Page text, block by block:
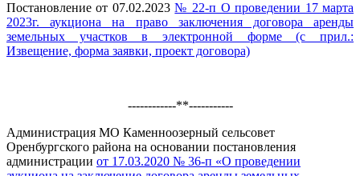
Постановление от 07.02.2023№ 22-п О проведении 17 марта
2023г. аукциона на право заключения договора аренды
земельных участков в электронной форме (с прил.:
Извещение, форма заявки, проект договора)
------------**-----------
Администрация МО Каменноозерный сельсовет
Оренбургского района на основании постановления
администрации от 17.03.2020 № 36-п «О проведении